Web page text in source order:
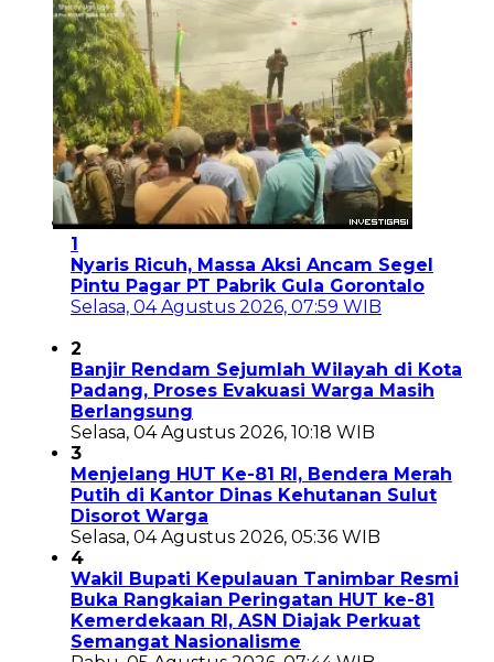
1
Nyaris Ricuh, Massa Aksi Ancam Segel
Pintu Pagar PT Pabrik Gula Gorontalo
Selasa, 04 Agustus 2026, 07:59 WIB
2
Banjir Rendam Sejumlah Wilayah di Kota
Padang, Proses Evakuasi Warga Masih
Berlangsung
Selasa, 04 Agustus 2026, 10:18 WIB
3
Menjelang HUT Ke-81 RI, Bendera Merah
Putih di Kantor Dinas Kehutanan Sulut
Disorot Warga
Selasa, 04 Agustus 2026, 05:36 WIB
4
Wakil Bupati Kepulauan Tanimbar Resmi
Buka Rangkaian Peringatan HUT ke-81
Kemerdekaan RI, ASN Diajak Perkuat
Semangat Nasionalisme